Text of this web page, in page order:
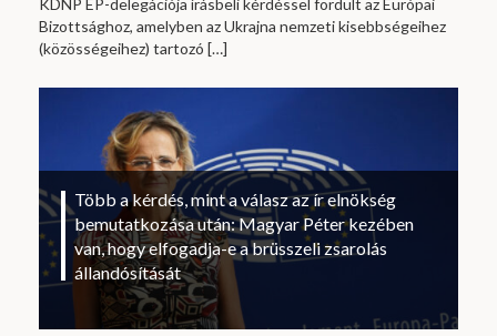
KDNP EP-delegációja írásbeli kérdéssel fordult az Európai
Bizottsághoz, amelyben az Ukrajna nemzeti kisebbségeihez
(közösségeihez) tartozó […]
Több a kérdés, mint a válasz az ír elnökség
bemutatkozása után: Magyar Péter kezében
van, hogy elfogadja-e a brüsszeli zsarolás
állandósítását